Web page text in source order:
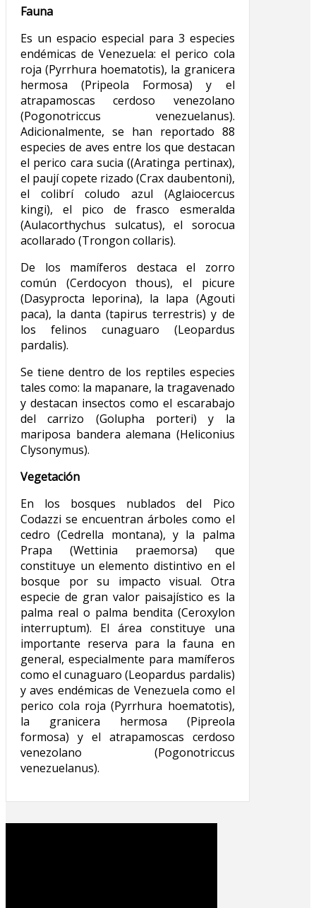
Fauna
Es un espacio especial para 3 especies
endémicas de Venezuela: el perico cola
roja (Pyrrhura hoematotis), la granicera
hermosa (Pripeola Formosa) y el
atrapamoscas cerdoso venezolano
(Pogonotriccus venezuelanus).
Adicionalmente, se han reportado 88
especies de aves entre los que destacan
el perico cara sucia ((Aratinga pertinax),
el paují copete rizado (Crax daubentoni),
el colibrí coludo azul (Aglaiocercus
kingi), el pico de frasco esmeralda
(Aulacorthychus sulcatus), el sorocua
acollarado (Trongon collaris).
De los mamíferos destaca el zorro
común (Cerdocyon thous), el picure
(Dasyprocta leporina), la lapa (Agouti
paca), la danta (tapirus terrestris) y de
los felinos cunaguaro (Leopardus
pardalis).
Se tiene dentro de los reptiles especies
tales como: la mapanare, la tragavenado
y destacan insectos como el escarabajo
del carrizo (Golupha porteri) y la
mariposa bandera alemana (Heliconius
Clysonymus).
Vegetación
En los bosques nublados del Pico
Codazzi se encuentran árboles como el
cedro (Cedrella montana), y la palma
Prapa (Wettinia praemorsa) que
constituye un elemento distintivo en el
bosque por su impacto visual. Otra
especie de gran valor paisajístico es la
palma real o palma bendita (Ceroxylon
interruptum). El área constituye una
importante reserva para la fauna en
general, especialmente para mamíferos
como el cunaguaro (Leopardus pardalis)
y aves endémicas de Venezuela como el
perico cola roja (Pyrrhura hoematotis),
la granicera hermosa (Pipreola
formosa) y el atrapamoscas cerdoso
venezolano (Pogonotriccus
venezuelanus).